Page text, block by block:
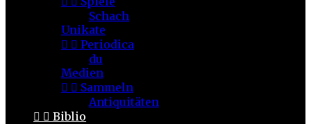
Schach
Unikate
  Periodica
du
Medien
  Sammeln
Antiquitäten
  Biblio